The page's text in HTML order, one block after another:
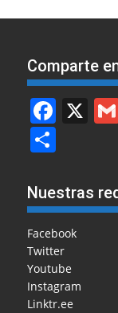
Comparte
F
e
b
o
o
k
X
ar
e
Nuestras
Facebook
Twitter
Youtube
Instagram
Linktr.ee